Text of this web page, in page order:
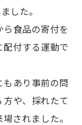
した。
食品の寄付を
付する運動で
あり事前の問
や、採れたて
されました。